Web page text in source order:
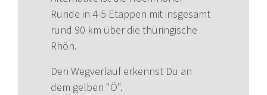
Runde in 4-5 Etappen mit insgesamt
rund 90 km über die thüringische
Rhön.
Den Wegverlauf erkennst Du an
dem gelben "Ö".